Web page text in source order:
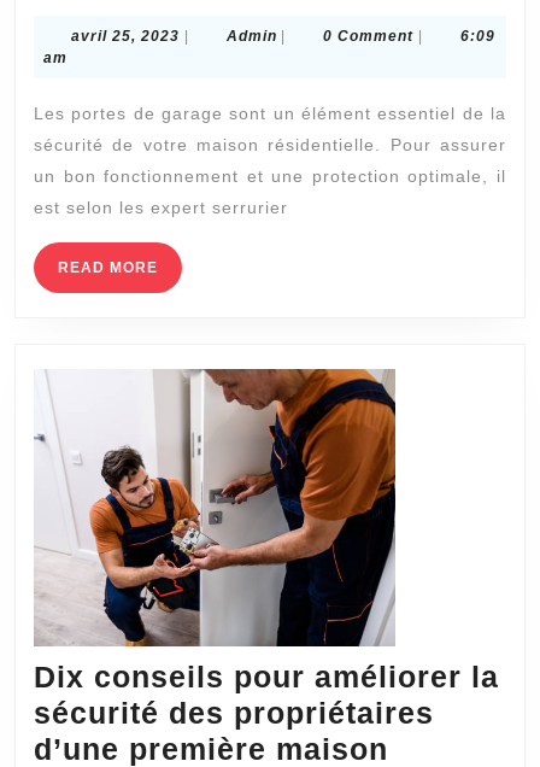
Garage
8
:Comment
choisir
Lyon
8
pour
l’installation
d’une
porte
garage
dans
votre
maison
avril 25, 2023 avril
| AdminAdmin
| 0 Comment |
6:09
am
Les portes de garage sont un élément essentiel de la
sécurité de votre maison résidentielle. Pour assurer
un bon fonctionnement et une protection optimale, il
est selon les expert serrurier
READ MORE READ
MORE
Dix conseils pour améliorer la
sécurité des propriétaires
d’une première maison